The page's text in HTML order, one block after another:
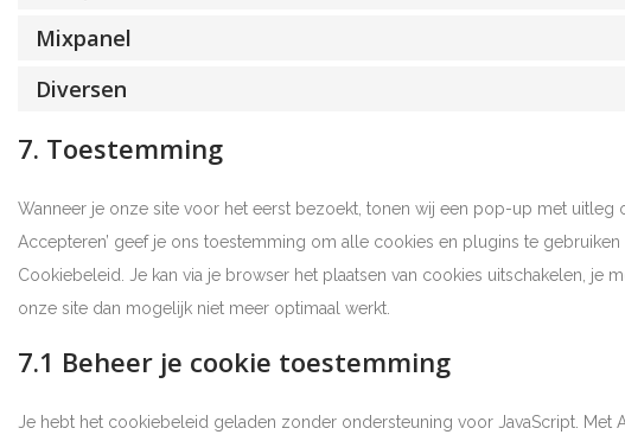
Mixpanel
Diversen
7. Toestemming
Wanneer je onze site voor het eerst bezoekt, tonen wij een pop-up met uitleg
Accepteren’ geef je ons toestemming om alle cookies en plugins te
Cookiebeleid. Je kan via je browser het plaatsen van cookies uitschakelen, je
onze site dan mogelijk niet meer optimaal werkt.
7.1 Beheer je cookie toestemming
Je hebt het cookiebeleid geladen zonder ondersteuning voor JavaScript. Met